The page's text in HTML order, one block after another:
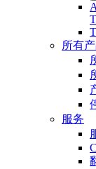
所有
服务